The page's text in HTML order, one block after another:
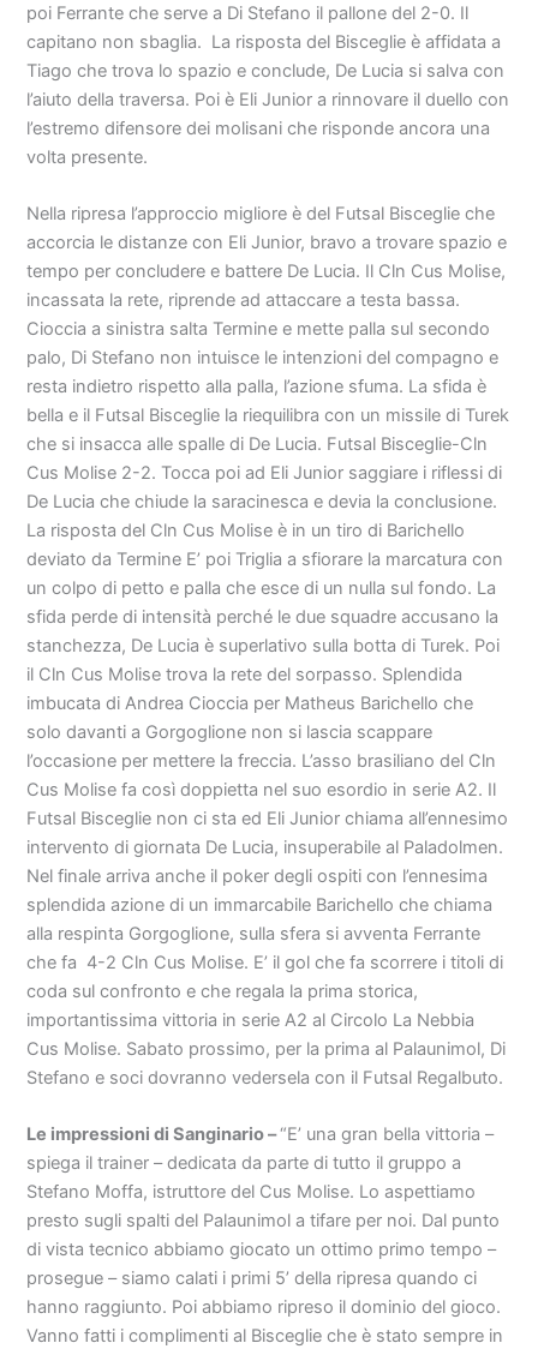
poi Ferrante che serve a Di Stefano il pallone del 2-0. Il
capitano non sbaglia. La risposta del Bisceglie è affidata a
Tiago che trova lo spazio e conclude, De Lucia si salva con
l’aiuto della traversa. Poi è Eli Junior a rinnovare il duello con
l’estremo difensore dei molisani che risponde ancora una
volta presente.
Nella ripresa l’approccio migliore è del Futsal Bisceglie che
accorcia le distanze con Eli Junior, bravo a trovare spazio e
tempo per concludere e battere De Lucia. Il Cln Cus Molise,
incassata la rete, riprende ad attaccare a testa bassa.
Cioccia a sinistra salta Termine e mette palla sul secondo
palo, Di Stefano non intuisce le intenzioni del compagno e
resta indietro rispetto alla palla, l’azione sfuma. La sfida è
bella e il Futsal Bisceglie la riequilibra con un missile di Turek
che si insacca alle spalle di De Lucia. Futsal Bisceglie-Cln
Cus Molise 2-2. Tocca poi ad Eli Junior saggiare i riflessi di
De Lucia che chiude la saracinesca e devia la conclusione.
La risposta del Cln Cus Molise è in un tiro di Barichello
deviato da Termine E’ poi Triglia a sfiorare la marcatura con
un colpo di petto e palla che esce di un nulla sul fondo. La
sfida perde di intensità perché le due squadre accusano la
stanchezza, De Lucia è superlativo sulla botta di Turek. Poi
il Cln Cus Molise trova la rete del sorpasso. Splendida
imbucata di Andrea Cioccia per Matheus Barichello che
solo davanti a Gorgoglione non si lascia scappare
l’occasione per mettere la freccia. L’asso brasiliano del Cln
Cus Molise fa così doppietta nel suo esordio in serie A2. Il
Futsal Bisceglie non ci sta ed Eli Junior chiama all’ennesimo
intervento di giornata De Lucia, insuperabile al Paladolmen.
Nel finale arriva anche il poker degli ospiti con l’ennesima
splendida azione di un immarcabile Barichello che chiama
alla respinta Gorgoglione, sulla sfera si avventa Ferrante
che fa 4-2 Cln Cus Molise. E’ il gol che fa scorrere i titoli di
coda sul confronto e che regala la prima storica,
importantissima vittoria in serie A2 al Circolo La Nebbia
Cus Molise. Sabato prossimo, per la prima al Palaunimol, Di
Stefano e soci dovranno vedersela con il Futsal Regalbuto.
Le impressioni di Sanginario –“E’ una gran bella vittoria –
spiega il trainer – dedicata da parte di tutto il gruppo a
Stefano Moffa, istruttore del Cus Molise. Lo aspettiamo
presto sugli spalti del Palaunimol a tifare per noi. Dal punto
di vista tecnico abbiamo giocato un ottimo primo tempo –
prosegue – siamo calati i primi 5’ della ripresa quando ci
hanno raggiunto. Poi abbiamo ripreso il dominio del gioco.
Vanno fatti i complimenti al Bisceglie che è stato sempre in